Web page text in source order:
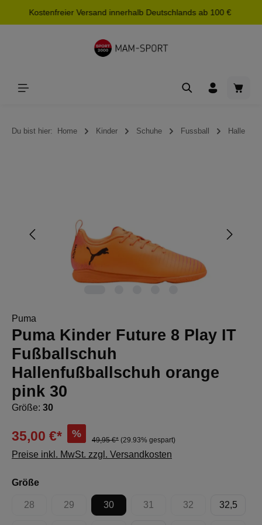
springen
Kostenfreier Versand innerhalb Deutschlands ab 100 €
Du bist hier: Home Kinder Schuhe Fussball Halle
Puma
Puma Kinder Future 8 Play IT
Fußballschuh
Hallenfußballschuh orange
pink 30
Größe: 30
35,00 €* %
49,95 €* (29.93% gespart)
Preise inkl. MwSt. zzgl. Versandkosten
Größeauswählen
28
(Diese Option ist zurzeit nicht verfügbar.)
29
(Diese Option ist zurzeit nicht verfügbar.)
30 31
(Diese Option ist zurzeit nicht
32
(Diese Option ist
32,5